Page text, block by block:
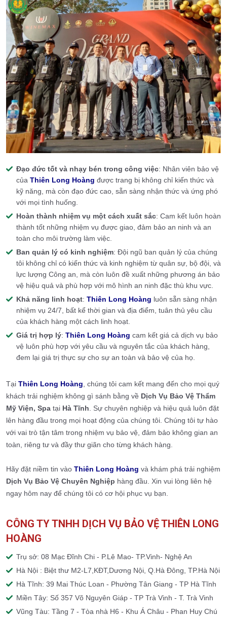
Đạo đức tốt và nhạy bén trong công việc: Nhân viên bảo vệ
của Thiên Long Hoàng được trang bị không chỉ kiến thức và
kỹ năng, mà còn đạo đức cao, sẵn sàng nhận thức và ứng phó
với mọi tình huống.
Hoàn thành nhiệm vụ một cách xuất sắc: Cam kết luôn hoàn
thành tốt những nhiệm vụ được giao, đảm bảo an ninh và an
toàn cho môi trường làm việc.
Ban quản lý có kinh nghiệm: Đội ngũ ban quản lý của chúng
tôi không chỉ có kiến thức và kinh nghiệm từ quân sự, bộ đội, và
lực lượng Công an, mà còn luôn đề xuất những phương án bảo
vệ hiệu quả và phù hợp với mô hình an ninh đặc thù khu vực.
Khả năng linh hoạt: Thiên Long Hoàng luôn sẵn sàng nhận
nhiệm vụ 24/7, bất kể thời gian và địa điểm, tuân thủ yêu cầu
của khách hàng một cách linh hoạt.
Giá trị hợp lý: Thiên Long Hoàng cam kết giá cả dịch vụ bảo
vệ luôn phù hợp với yêu cầu và nguyên tắc của khách hàng,
đem lại giá trị thực sự cho sự an toàn và bảo vệ của họ.
Tại Thiên Long Hoàng, chúng tôi cam kết mang đến cho mọi quý
khách trải nghiệm không gì sánh bằng về Dịch Vụ Bảo Vệ Thẩm
Mỹ Viện, Spa tại Hà Tĩnh. Sự chuyên nghiệp và hiệu quả luôn đặt
lên hàng đầu trong mọi hoạt động của chúng tôi. Chúng tôi tự hào
với vai trò tận tâm trong nhiệm vụ bảo vệ, đảm bảo không gian an
toàn, riêng tư và đầy thư giãn cho từng khách hàng.
Hãy đặt niềm tin vào Thiên Long Hoàng và khám phá trải nghiệm
Dịch Vụ Bảo Vệ Chuyên Nghiệp hàng đầu. Xin vui lòng liên hệ
ngay hôm nay để chúng tôi có cơ hội phục vụ bạn.
CÔNG TY TNHH DỊCH VỤ BẢO VỆ THIÊN LONG
HOÀNG
Trụ sở: 08 Mạc Đĩnh Chi - P.Lê Mao- TP.Vinh- Nghệ An
Hà Nội : Biệt thư M2-L7,KĐT,Dương Nội, Q.Hà Đông, TP.Hà Nội
Hà Tĩnh: 39 Mai Thúc Loan - Phường Tân Giang - TP Hà Tĩnh
Miền Tây: Số 357 Võ Nguyên Giáp - TP Trà Vinh - T. Trà Vinh
Vũng Tàu: Tầng 7 - Tòa nhà H6 - Khu Á Châu - Phan Huy Chú